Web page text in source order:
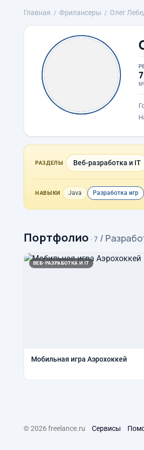
Главная Фрилансеры Олег
№
РАЗДЕЛЫ Веб-разработка и IT
НАВЫКИ Java Разработка игр
Портфолио · 7 /
ВЕБ-РАЗРАБОТКА И IT
Мобильная игра Аэрохоккей
© 2026 freelance.ru Сервисы